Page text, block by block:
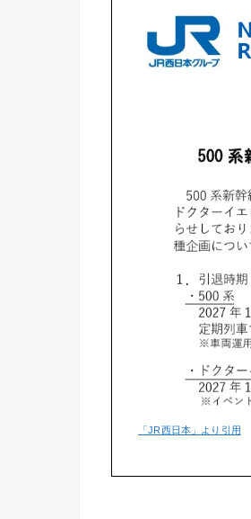
「JR西日本」より引用